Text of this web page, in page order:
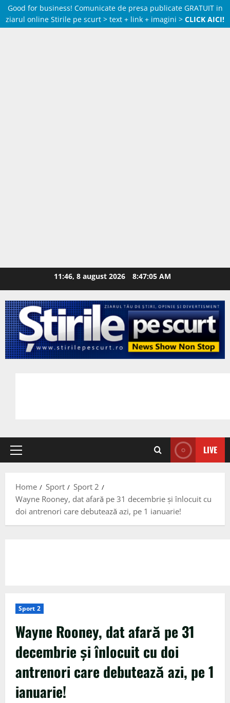
Good for business! Comunicate de presa publicate GRATUIT in
ziarul online Stirile pe scurt > text + link + imagini > CLICK AICI!
11:46, 8 august 2026 8:47:06 AM
Primary
LIVE
Home Sport
Sport 2
Wayne Rooney, dat afară pe 31 decembrie și înlocuit cu
doi antrenori care debutează azi, pe 1 ianuarie!
Sport 2
Wayne Rooney, dat afară pe 31
decembrie și înlocuit cu doi
antrenori care debutează azi, pe 1
ianuarie!